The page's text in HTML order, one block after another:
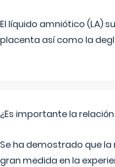
El líquido amniótico (LA)
placenta así como la
¿Es importante la
Se ha demostrado que la
gran medida en la